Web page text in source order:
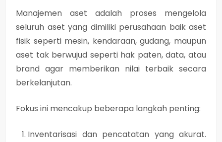
Manajemen aset adalah proses mengelola
seluruh aset yang dimiliki perusahaan baik aset
fisik seperti mesin, kendaraan, gudang, maupun
aset tak berwujud seperti hak paten, data, atau
brand agar memberikan nilai terbaik secara
berkelanjutan.
Fokus ini mencakup beberapa langkah penting:
Inventarisasi dan pencatatan yang akurat.